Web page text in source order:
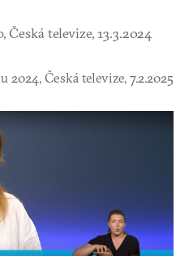
televize, 13.3.2024
Česká televize, 7.2.2025